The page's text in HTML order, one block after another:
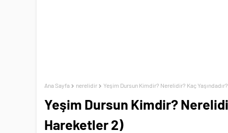
Ana Sayfa nerelidir Yeşim Dursun Kimdir? Nerelidir? Kaç
Yeşim Dursun Kimdir?
Hareketler 2)